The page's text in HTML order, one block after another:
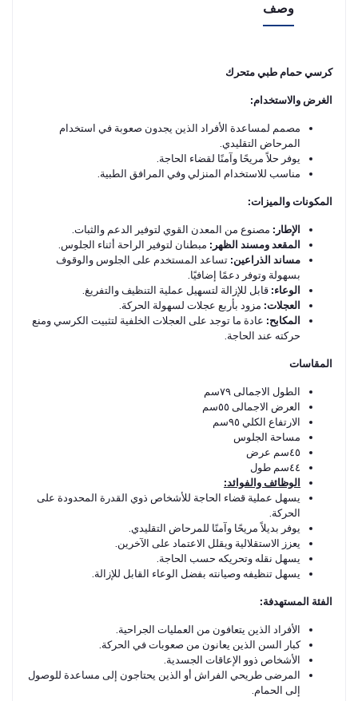
وصف
كرسي حمام طبي متحرك
الغرض والاستخدام:
مصمم لمساعدة الأفراد الذين يجدون صعوبة في استخدام
المرحاض التقليدي.
يوفر حلاً مريحًا وآمنًا لقضاء الحاجة.
مناسب للاستخدام المنزلي وفي المرافق الطبية.
المكونات والميزات:
الإطار: مصنوع من المعدن القوي لتوفير الدعم والثبات.
المقعد ومسند الظهر: مبطنان لتوفير الراحة أثناء الجلوس.
مساند الذراعين: تساعد المستخدم على الجلوس والوقوف
بسهولة وتوفر دعمًا إضافيًا.
الوعاء: قابل للإزالة لتسهيل عملية التنظيف والتفريغ.
العجلات: مزود بأربع عجلات لسهولة الحركة.
المكابح: عادة ما توجد على العجلات الخلفية لتثبيت الكرسي ومنع
حركته عند الحاجة.
المقاسات
الطول الاجمالى ٧٩سم
العرض الاجمالى ٥٥سم
الارتفاع الكلي ٩٥سم
مساحة الجلوس
٤٥سم عرض
٤٤سم طول
الوظائف والفوائد:
يسهل عملية قضاء الحاجة للأشخاص ذوي القدرة المحدودة على
الحركة.
يوفر بديلاً مريحًا وآمنًا للمرحاض التقليدي.
يعزز الاستقلالية ويقلل الاعتماد على الآخرين.
يسهل نقله وتحريكه حسب الحاجة.
يسهل تنظيفه وصيانته بفضل الوعاء القابل للإزالة.
الفئة المستهدفة:
الأفراد الذين يتعافون من العمليات الجراحية.
كبار السن الذين يعانون من صعوبات في الحركة.
الأشخاص ذوو الإعاقات الجسدية.
المرضى طريحي الفراش أو الذين يحتاجون إلى مساعدة للوصول
إلى الحمام.